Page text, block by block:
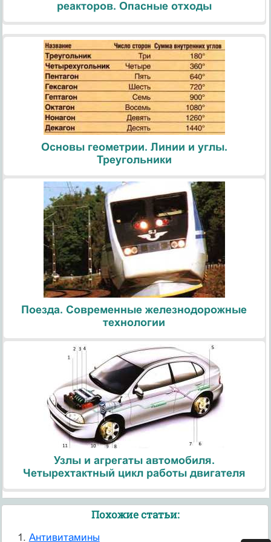
реакторов. Опасные отходы
Основы геометрии. Линии и углы.
Треугольники
Поезда. Современные железнодорожные
технологии
Узлы и агрегаты автомобиля.
Четырехтактный цикл работы двигателя
Похожие статьи:
Антивитамины